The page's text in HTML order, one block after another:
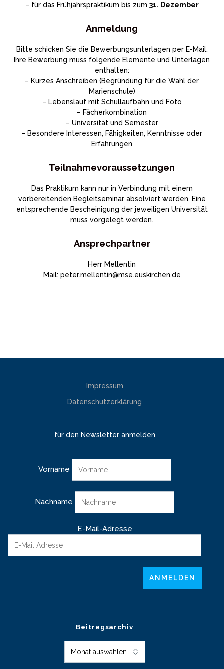
– für das Frühjahrspraktikum bis zum 31. Dezember
Anmeldung
Bitte schicken Sie die Bewerbungsunterlagen per E-Mail.
Ihre Bewerbung muss folgende Elemente und Unterlagen
enthalten:
– Kurzes Anschreiben (Begründung für die Wahl der
Marienschule)
– Lebenslauf mit Schullaufbahn und Foto
– Fächerkombination
– Universität und Semester
– Besondere Interessen, Fähigkeiten, Kenntnisse oder
Erfahrungen
Teilnahmevoraussetzungen
Das Praktikum kann nur in Verbindung mit einem
vorbereitenden Begleitseminar absolviert werden. Eine
entsprechende Bescheinigung der jeweiligen Universität
muss vorgelegt werden.
Ansprechpartner
Herr Mellentin
Mail: peter.mellentin@mse.euskirchen.de
Impressum
Datenschutzerklärung
für den Newsletter anmelden
Vorname
Nachname
E-Mail-Adresse
Beitragsarchiv